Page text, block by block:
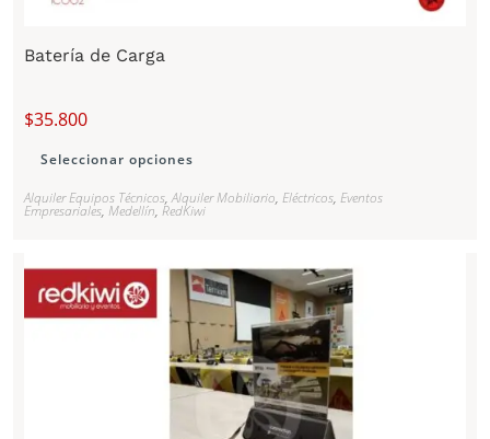
Batería de Carga
$35.800
Seleccionar opciones
Alquiler Equipos Técnicos,Alquiler Mobiliario,Eléctricos,Eventos
Empresariales,Medellín,RedKiwi